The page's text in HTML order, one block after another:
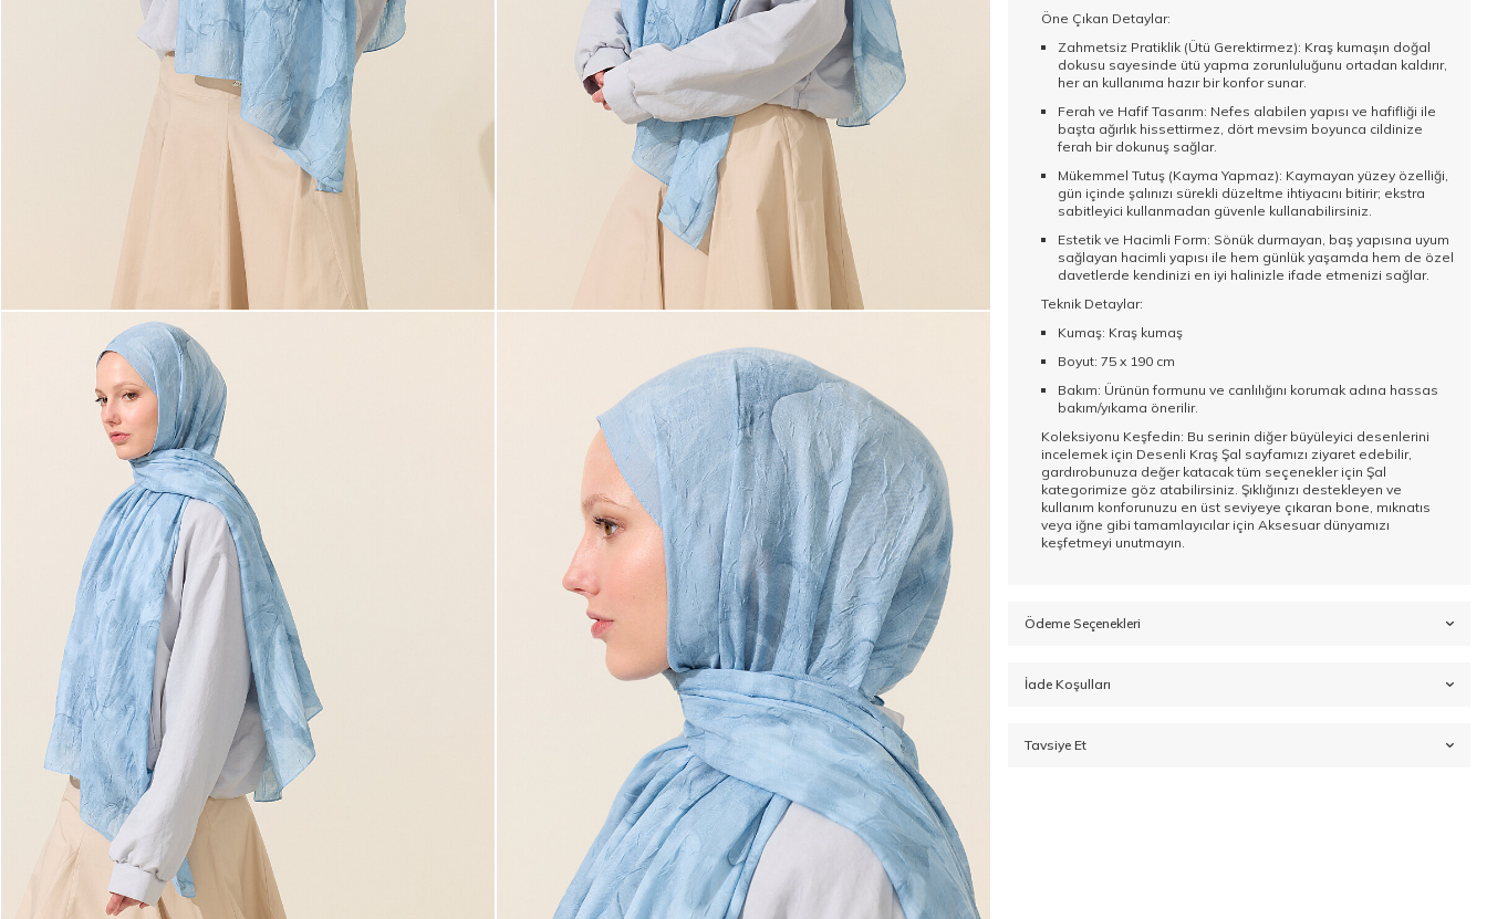
Öne Çıkan Detaylar:
Zahmetsiz Pratiklik (Ütü Gerektirmez): Kraş kumaşın doğal
dokusu sayesinde ütü yapma zorunluluğunu ortadan kaldırır,
her an kullanıma hazır bir konfor sunar.
Ferah ve Hafif Tasarım: Nefes alabilen yapısı ve hafifliği ile
başta ağırlık hissettirmez, dört mevsim boyunca cildinize
ferah bir dokunuş sağlar.
Mükemmel Tutuş (Kayma Yapmaz): Kaymayan yüzey özelliği,
gün içinde şalınızı sürekli düzeltme ihtiyacını bitirir; ekstra
sabitleyici kullanmadan güvenle kullanabilirsiniz.
Estetik ve Hacimli Form: Sönük durmayan, baş yapısına uyum
sağlayan hacimli yapısı ile hem günlük yaşamda hem de özel
davetlerde kendinizi en iyi halinizle ifade etmenizi sağlar.
Teknik Detaylar:
Kumaş: Kraş kumaş
Boyut: 75 x 190 cm
Bakım: Ürünün formunu ve canlılığını korumak adına hassas
bakım/yıkama önerilir.
Koleksiyonu Keşfedin: Bu serinin diğer büyüleyici desenlerini
incelemek için Desenli Kraş Şal sayfamızı ziyaret edebilir,
gardırobunuza değer katacak tüm seçenekler için Şal
kategorimize göz atabilirsiniz. Şıklığınızı destekleyen ve
kullanım konforunuzu en üst seviyeye çıkaran bone, mıknatıs
veya iğne gibi tamamlayıcılar için Aksesuardünyamızı
keşfetmeyi unutmayın.
Ödeme Seçenekleri
İade Koşulları
Tavsiye Et